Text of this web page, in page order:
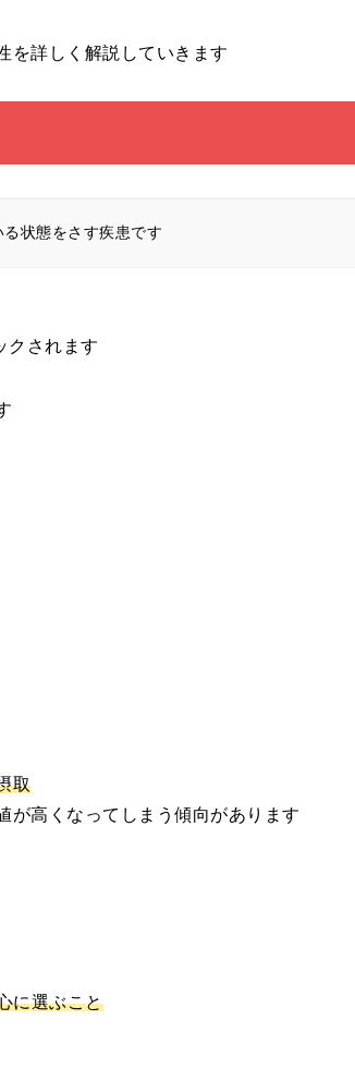
を詳しく解説していきます
状態をさす疾患です
クされます
取
が高くなってしまう傾向があります
に選ぶこと